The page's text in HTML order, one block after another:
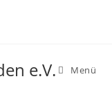
e.V. Menü